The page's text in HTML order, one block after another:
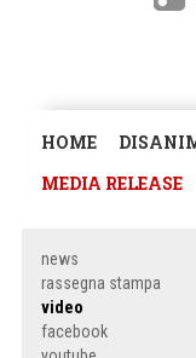
HOME
MEDIA RELEASE
news
rassegna stampa
video
facebook